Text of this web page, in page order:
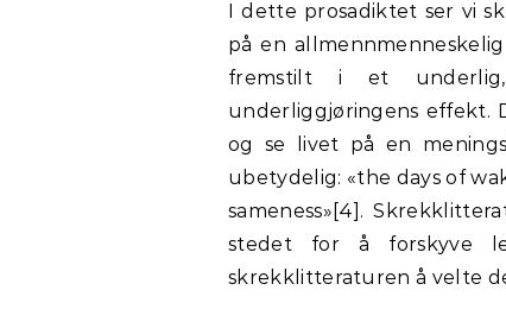
I dette prosadiktet ser vi
på en
fremstilt i et underlig,
underliggjøringens effekt.
og se livet på en
ubetydelig: «the days of
sameness»[4].
stedet for å forskyve
skrekklitteraturen å velte